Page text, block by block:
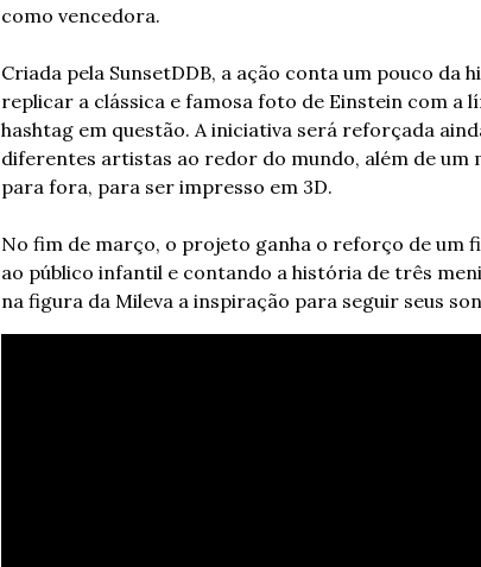
como vencedora.
Criada pela SunsetDDB, a ação conta um pouco da
replicar a clássica e famosa foto de Einstein com a
hashtag em questão. A iniciativa será reforçada
diferentes artistas ao redor do mundo, além de um
para fora, para ser impresso em 3D.
No fim de março, o projeto ganha o reforço de um
ao público infantil e contando a história de três
na figura da Mileva a inspiração para seguir seus